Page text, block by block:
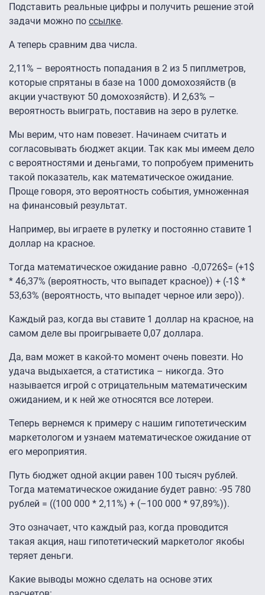
Подставить реальные цифры и получить решение этой
задачи можно по ссылке.
А теперь сравним два числа.
2,11% – вероятность попадания в 2 из 5 пиплметров,
которые спрятаны в базе на 1000 домохозяйств (в
акции участвуют 50 домохозяйств). И 2,63% –
вероятность выиграть, поставив на зеро в рулетке.
Мы верим, что нам повезет. Начинаем считать и
согласовывать бюджет акции. Так как мы имеем дело
с вероятностями и деньгами, то попробуем применить
такой показатель, как математическое ожидание.
Проще говоря, это вероятность события, умноженная
на финансовый результат.
Например, вы играете в рулетку и постоянно ставите 1
доллар на красное.
Тогда математическое ожидание равно -0,0726$= (+1$
* 46,37% (вероятность, что выпадет красное)) + (-1$ *
53,63% (вероятность, что выпадет черное или зеро)).
Каждый раз, когда вы ставите 1 доллар на красное, на
самом деле вы проигрываете 0,07 доллара.
Да, вам может в какой-то момент очень повезти. Но
удача выдыхается, а статистика – никогда. Это
называется игрой с отрицательным математическим
ожиданием, и к ней же относятся все лотереи.
Теперь вернемся к примеру с нашим гипотетическим
маркетологом и узнаем математическое ожидание от
его мероприятия.
Путь бюджет одной акции равен 100 тысяч рублей.
Тогда математическое ожидание будет равно: -95 780
рублей = ((100 000 * 2,11%) + (–100 000 * 97,89%)).
Это означает, что каждый раз, когда проводится
такая акция, наш гипотетический маркетолог якобы
теряет деньги.
Какие выводы можно сделать на основе этих